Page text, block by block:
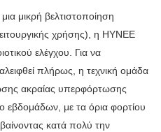
μικρή βελτιστοποίηση
χρήσης), η HYNEE
ελέγχου. Για να
πλήρως, η τεχνική ομάδα
ακραίας υπερφόρτωσης
εβδομάδων, με τα όρια φορτίου
κατά πολύ την